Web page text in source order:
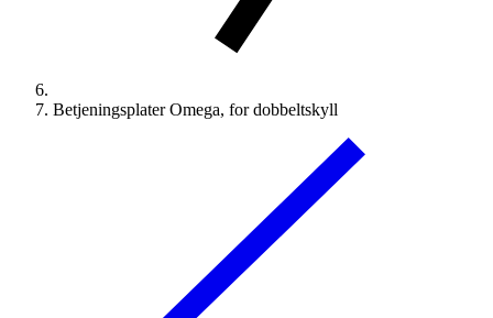
Betjeningsplater Omega, for dobbeltskyll